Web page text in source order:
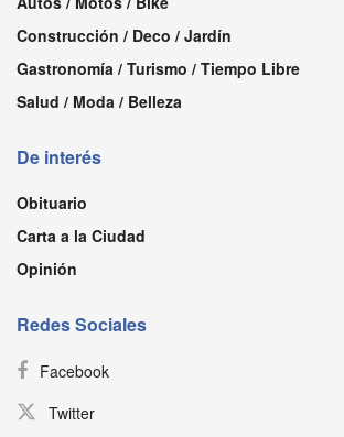
Construcción / Deco / Jardín
Gastronomía / Turismo / Tiempo Libre
Salud / Moda / Belleza
De interés
Obituario
Carta a la Ciudad
Opinión
Redes Sociales
Facebook
Twitter